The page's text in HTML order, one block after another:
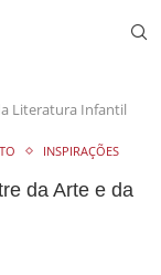
Literatura Infantil
INSPIRAÇÕES
da Arte e da